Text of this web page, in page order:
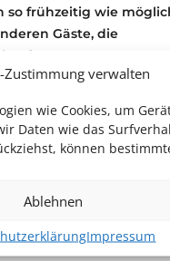
Zustimmung verwalten
wie Cookies, um
Daten wie das
können
Ablehnen
Impressum
so frühzeitig wie
Gäste, die
für Veranstaltungen
und achten